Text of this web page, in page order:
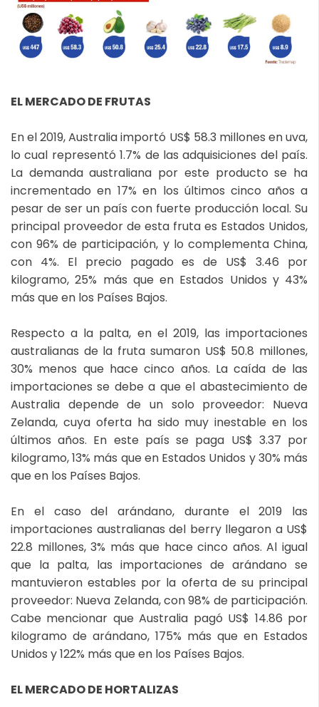
EL MERCADO DE FRUTAS
En el 2019, Australia importó US$ 58.3 millones en uva,
lo cual representó 1.7% de las adquisiciones del país.
La demanda australiana por este producto se ha
incrementado en 17% en los últimos cinco años a
pesar de ser un país con fuerte producción local. Su
principal proveedor de esta fruta es Estados Unidos,
con 96% de participación, y lo complementa China,
con 4%. El precio pagado es de US$ 3.46 por
kilogramo, 25% más que en Estados Unidos y 43%
más que en los Países Bajos.
Respecto a la palta, en el 2019, las importaciones
australianas de la fruta sumaron US$ 50.8 millones,
30% menos que hace cinco años. La caída de las
importaciones se debe a que el abastecimiento de
Australia depende de un solo proveedor: Nueva
Zelanda, cuya oferta ha sido muy inestable en los
últimos años. En este país se paga US$ 3.37 por
kilogramo, 13% más que en Estados Unidos y 30% más
que en los Países Bajos.
En el caso del arándano, durante el 2019 las
importaciones australianas del berry llegaron a US$
22.8 millones, 3% más que hace cinco años. Al igual
que la palta, las importaciones de arándano se
mantuvieron estables por la oferta de su principal
proveedor: Nueva Zelanda, con 98% de participación.
Cabe mencionar que Australia pagó US$ 14.86 por
kilogramo de arándano, 175% más que en Estados
Unidos y 122% más que en los Países Bajos.
EL MERCADO DE HORTALIZAS